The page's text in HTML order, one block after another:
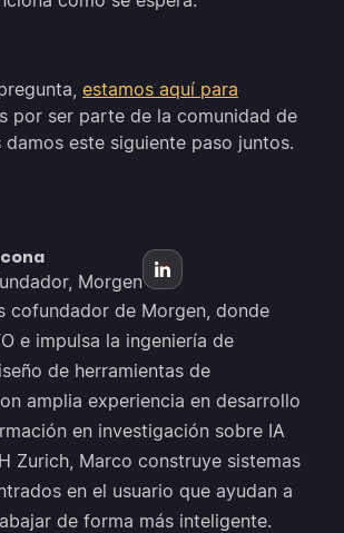
estamos aquí para
por ser parte de la comunidad de
este siguiente paso juntos.
Morgen
cofundador de Morgen, donde
e impulsa la ingeniería de
de herramientas de
amplia experiencia en desarrollo
en investigación sobre IA
Zurich, Marco construye sistemas
en el usuario que ayudan a
de forma más inteligente.